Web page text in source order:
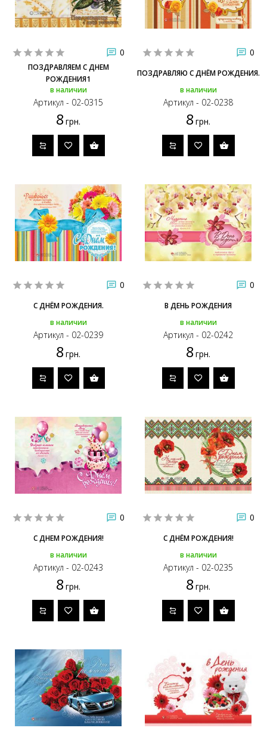
0
ПОЗДРАВЛЯЕМ С ДНЕМ
РОЖДЕНИЯ1
в наличии
Артикул - 02-0315
8 грн.
0
ПОЗДРАВЛЯЮ С ДНЁМ РОЖДЕНИЯ.
в наличии
Артикул - 02-0238
8 грн.
0
С ДНЁМ РОЖДЕНИЯ.
в наличии
Артикул - 02-0239
8 грн.
0
В ДЕНЬ РОЖДЕНИЯ
в наличии
Артикул - 02-0242
8 грн.
0
С ДНЕМ РОЖДЕНИЯ!
в наличии
Артикул - 02-0243
8 грн.
0
С ДНЁМ РОЖДЕНИЯ!
в наличии
Артикул - 02-0235
8 грн.